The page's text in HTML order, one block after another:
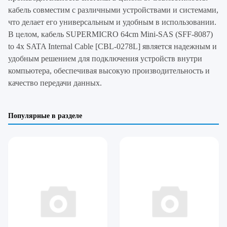
кабель совместим с различными устройствами и системами,
что делает его универсальным и удобным в использовании.
В целом, кабель SUPERMICRO 64cm Mini-SAS (SFF-8087)
to 4x SATA Internal Cable [CBL-0278L] является надежным и
удобным решением для подключения устройств внутри
компьютера, обеспечивая высокую производительность и
качество передачи данных.
Популярные в разделе